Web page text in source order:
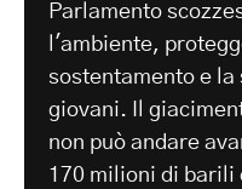
Parlamento
l'ambiente,
sostentamento e la
giovani. Il
non può andare
170 milioni di barili